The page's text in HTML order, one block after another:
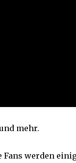
mehr.
werden